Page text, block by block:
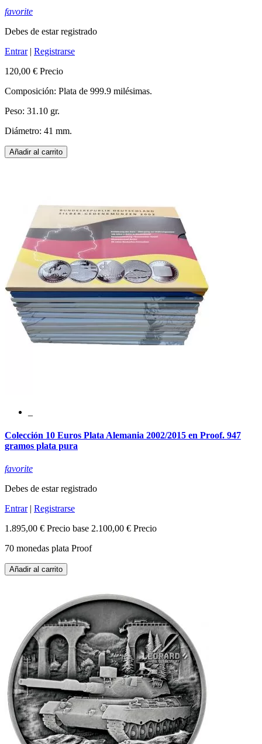
favorite
Debes de estar registrado
Entrar| Registrarse
120,00 € Precio
Composición: Plata de 999.9 milésimas.
Peso: 31.10 gr.
Diámetro: 41 mm.
Añadir al carrito
Colección 10 Euros Plata Alemania 2002/2015 en Proof. 947
gramos plata pura
favorite
Debes de estar registrado
Entrar| Registrarse
1.895,00 € Precio base 2.100,00 € Precio
70 monedas plata Proof
Añadir al carrito